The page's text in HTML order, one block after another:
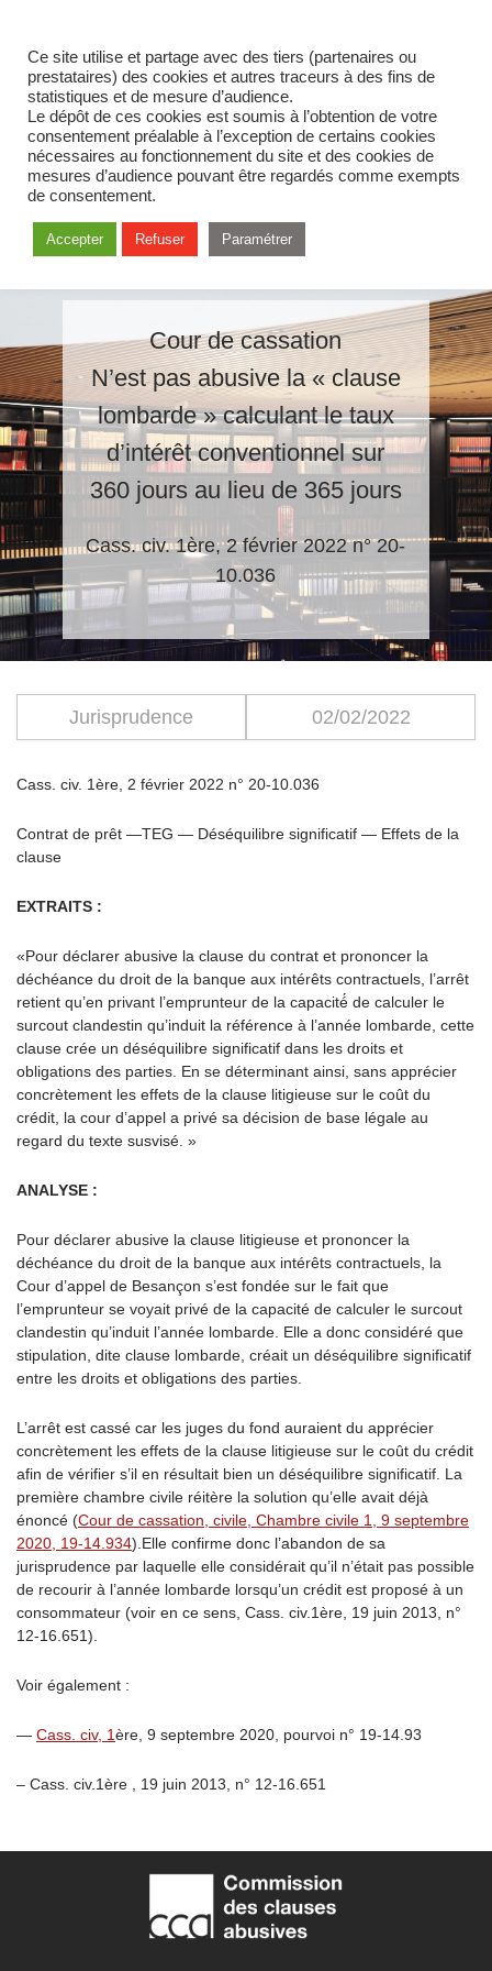
Cour de cassation
N’est pas abusive la « clause
lombarde » calculant le taux
d’intérêt conventionnel sur
360 jours au lieu de 365 jours
Cass. civ. 1ère, 2 février 2022 n° 20-
10.036
Jurisprudence 02/02/2022
Cass. civ. 1ère, 2 février 2022 n° 20-10.036
Contrat de prêt —TEG — Déséquilibre significatif — Effets de la
clause
EXTRAITS :
«Pour déclarer abusive la clause du contrat et prononcer la
déchéance du droit de la banque aux intérêts contractuels, l’arrêt
retient qu’en privant l’emprunteur de la capacité́ de calculer le
surcout clandestin qu’induit la référence à l’année lombarde, cette
clause crée un déséquilibre significatif dans les droits et
obligations des parties. En se déterminant ainsi, sans apprécier
concrètement les effets de la clause litigieuse sur le coût du
crédit, la cour d’appel a privé sa décision de base légale au
regard du texte susvisé. »
ANALYSE :
Pour déclarer abusive la clause litigieuse et prononcer la
déchéance du droit de la banque aux intérêts contractuels, la
Cour d’appel de Besançon s’est fondée sur le fait que
l’emprunteur se voyait privé de la capacité de calculer le surcout
clandestin qu’induit l’année lombarde. Elle a donc considéré que
stipulation, dite clause lombarde, créait un déséquilibre significatif
entre les droits et obligations des parties.
L’arrêt est cassé car les juges du fond auraient du apprécier
concrètement les effets de la clause litigieuse sur le coût du crédit
afin de vérifier s’il en résultait bien un déséquilibre significatif. La
première chambre civile réitère la solution qu’elle avait déjà
énoncé (Cour de cassation, civile, Chambre civile 1, 9 septembre
2020, 19-14.934).Elle confirme donc l’abandon de sa
jurisprudence par laquelle elle considérait qu’il n’était pas possible
de recourir à l’année lombarde lorsqu’un crédit est proposé à un
consommateur (voir en ce sens, Cass. civ.1ère , 19 juin 2013, n°
12-16.651).
Voir également :
— Cass. civ, 1ère , 9 septembre 2020, pourvoi n° 19-14.93
– Cass. civ.1ère , 19 juin 2013, n° 12-16.651
Ce site utilise et partage avec des tiers (partenaires ou
prestataires) des cookies et autres traceurs à des fins de
statistiques et de mesure d’audience.
Le dépôt de ces cookies est soumis à l’obtention de votre
consentement préalable à l’exception de certains cookies
nécessaires au fonctionnement du site et des cookies de
mesures d’audience pouvant être regardés comme exempts
de consentement.
Accepter Refuser Paramétrer